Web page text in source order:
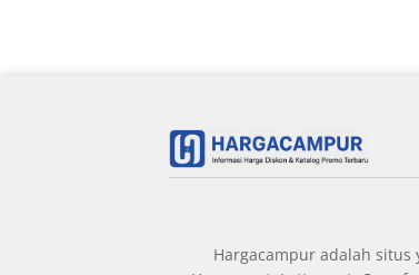
Hargacampur adalah